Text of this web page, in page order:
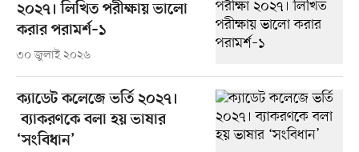
২০২৭। লিখিত পরীক্ষায় ভালো
করার পরামর্শ–১
৩০ জুলাই ২০২৬
ক্যাডেট কলেজে ভর্তি ২০২৭।
ব্যাকরণকে বলা হয় ভাষার
‘সংবিধান’